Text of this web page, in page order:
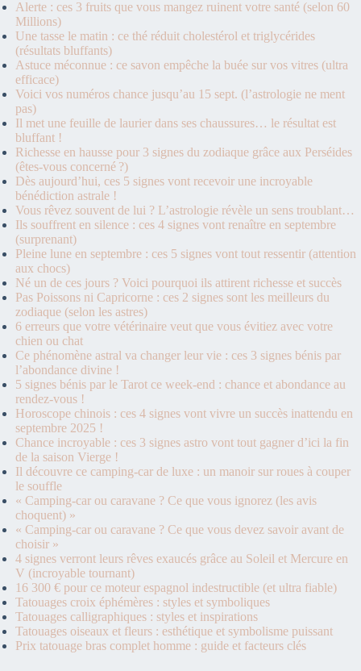
Alerte : ces 3 fruits que vous mangez ruinent votre santé (selon 60
Millions)
Une tasse le matin : ce thé réduit cholestérol et triglycérides
(résultats bluffants)
Astuce méconnue : ce savon empêche la buée sur vos vitres (ultra
efficace)
Voici vos numéros chance jusqu’au 15 sept. (l’astrologie ne ment
pas)
Il met une feuille de laurier dans ses chaussures… le résultat est
bluffant !
Richesse en hausse pour 3 signes du zodiaque grâce aux Perséides
(êtes-vous concerné ?)
Dès aujourd’hui, ces 5 signes vont recevoir une incroyable
bénédiction astrale !
Vous rêvez souvent de lui ? L’astrologie révèle un sens troublant…
Ils souffrent en silence : ces 4 signes vont renaître en septembre
(surprenant)
Pleine lune en septembre : ces 5 signes vont tout ressentir (attention
aux chocs)
Né un de ces jours ? Voici pourquoi ils attirent richesse et succès
Pas Poissons ni Capricorne : ces 2 signes sont les meilleurs du
zodiaque (selon les astres)
6 erreurs que votre vétérinaire veut que vous évitiez avec votre
chien ou chat
Ce phénomène astral va changer leur vie : ces 3 signes bénis par
l’abondance divine !
5 signes bénis par le Tarot ce week-end : chance et abondance au
rendez-vous !
Horoscope chinois : ces 4 signes vont vivre un succès inattendu en
septembre 2025 !
Chance incroyable : ces 3 signes astro vont tout gagner d’ici la fin
de la saison Vierge !
Il découvre ce camping-car de luxe : un manoir sur roues à couper
le souffle
« Camping-car ou caravane ? Ce que vous ignorez (les avis
choquent) »
« Camping-car ou caravane ? Ce que vous devez savoir avant de
choisir »
4 signes verront leurs rêves exaucés grâce au Soleil et Mercure en
V (incroyable tournant)
16 300 € pour ce moteur espagnol indestructible (et ultra fiable)
Tatouages croix éphémères : styles et symboliques
Tatouages calligraphiques : styles et inspirations
Tatouages oiseaux et fleurs : esthétique et symbolisme puissant
Prix tatouage bras complet homme : guide et facteurs clés